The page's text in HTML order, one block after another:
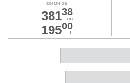
вземи за
38138
лв
19500
€